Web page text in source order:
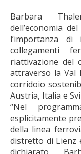
Barbara
dell’economia
l’importanza
collegamenti
riattivazione del
attraverso la Val
corridoio
Austria, Italia e
“Nel
esplicitamente
della linea
distretto di Lienz